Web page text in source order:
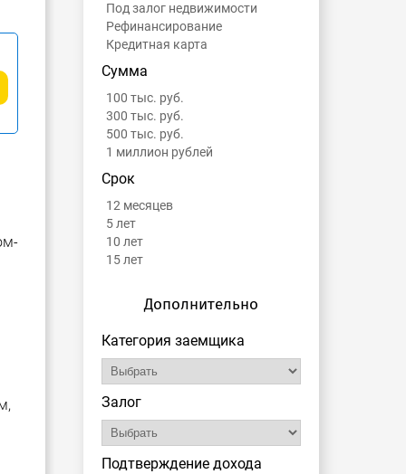
Под залог недвижимости
Рефинансирование
Кредитная карта
Сумма
100 тыс. руб.
300 тыс. руб.
500 тыс. руб.
1 миллион рублей
Срок
12 месяцев
5 лет
10 лет
15 лет
Дополнительно
Категория заемщика
Залог
Подтверждение дохода